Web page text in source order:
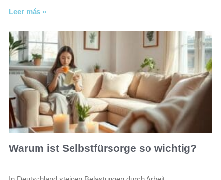
Leer más »
Warum ist Selbstfürsorge so wichtig?